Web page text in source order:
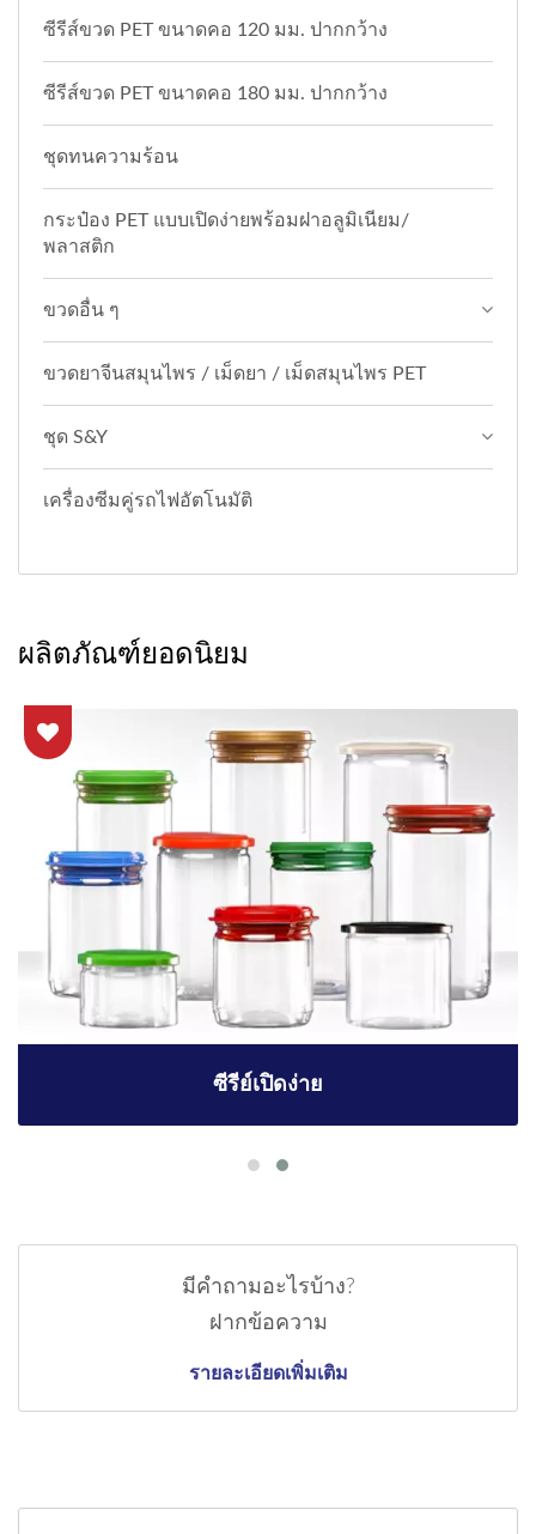
ซีรีส์ขวด PET ขนาดคอ 120 มม. ปากกว้าง
ซีรีส์ขวด PET ขนาดคอ 180 มม. ปากกว้าง
ชุดทนความร้อน
กระป๋อง PET แบบเปิดง่ายพร้อมฝาอลูมิเนียม/
พลาสติก
ขวดอื่น ๆ
ขวดยาจีนสมุนไพร / เม็ดยา / เม็ดสมุนไพร PET
ชุด S&Y
เครื่องซีมคู่รถไฟอัตโนมัติ
ผลิตภัณฑ์ยอดนิยม
ซีรีย์เปิดง่าย
มีคำถามอะไรบ้าง?
ฝากข้อความ
รายละเอียดเพิ่มเติม